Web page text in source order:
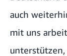
auch
mit uns